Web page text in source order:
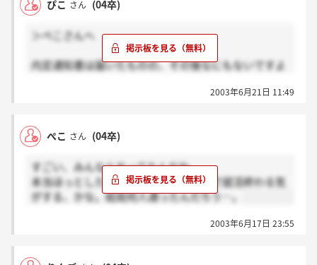
ぴこ さん (04卒)
＞ぺこさんへ
内定通知書は届いたものの、その後なにもないですよ
早期出社というか、研修が入社前にあるって説明会で
う？？
2003年6月21日 11:49
ぺこ さん (04卒)
すごい、みんなとおってたんだね。
本当ほっとしたよね♪私はたぶんこれで就活終わる気
がする、かな。結局何人通ったんだろう…。
2003年6月17日 23:55